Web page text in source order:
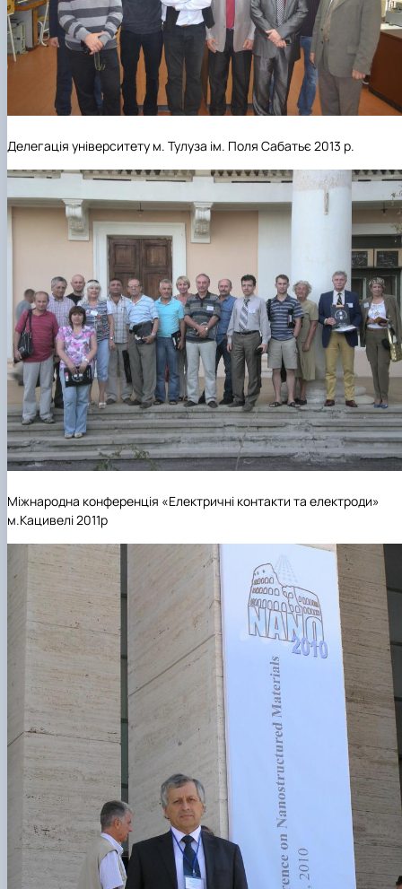
Делегація університету м. Тулуза ім. Поля Сабатьє 2013 р.
Міжнародна конференція «Електричні контакти та електроди»
м.Кацивелі 2011р